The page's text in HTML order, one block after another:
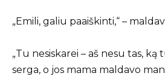
„Emili, galiu paaiškinti,“ –
„Tu nesiskarei – aš nesu tas, ką
serga, o jos mama maldavo